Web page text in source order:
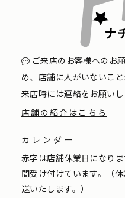
ご来店のお客様へのお
め、店舗に人がいないこ
来店時には連絡をお願いし
店舗の紹介はこちら
カレンダー
赤字は店舗休業日になり
間受け付けています。（
送いたします。）